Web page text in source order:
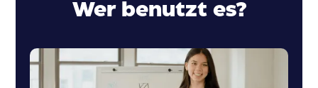
Wer benutzt es?